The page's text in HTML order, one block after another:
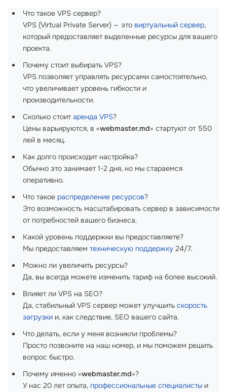
Что такое VPS сервер?
VPS (Virtual Private Server) — это виртуальный сервер,
который предоставляет выделенные ресурсы для вашего
проекта.
Почему стоит выбирать VPS?
VPS позволяет управлять ресурсами самостоятельно,
что увеличивает уровень гибкости и
производительности.
Сколько стоитаренда VPS?
Цены варьируются, в «webmaster.md» стартуют от 550
лей в месяц.
Как долго происходит настройка?
Обычно это занимает 1-2 дня, но мы стараемся
оперативно.
Что такое распределение ресурсов?
Это возможность масштабировать сервер в зависимости
от потребностей вашего бизнеса.
Какой уровень поддержки вы предоставляете?
Мы предоставляем техническую поддержку 24/7.
Можно ли увеличить ресурсы?
Да, вы всегда можете изменить тариф на более высокий.
Влияет ли VPS на SEO?
Да, стабильный VPS сервер может улучшить скорость
загрузки и, как следствие, SEO вашего сайта.
Что делать, если у меня возникли проблемы?
Просто позвоните на наш номер, и мы поможем решить
вопрос быстро.
Почему именно «webmaster.md»?
У нас 20 лет опыта, профессиональные специалисты и